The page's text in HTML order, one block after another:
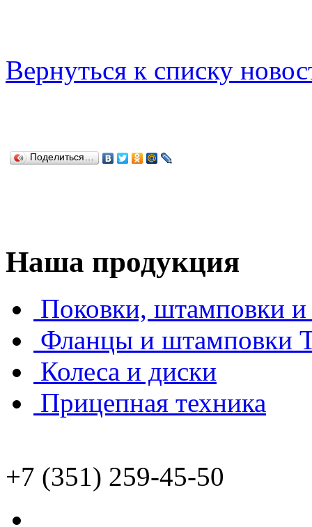
Вернуться к списку
Поделиться…
Наша продукция
Поковки, штамповки и
Фланцы и штамповки
Колеса и диски
Прицепная техника
+7 (351) 259-45-50